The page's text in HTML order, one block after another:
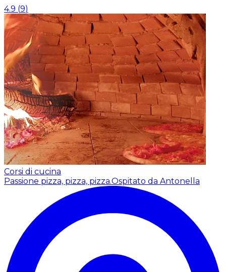
4.9 (9)
Corsi di cucina
Passione pizza, pizza, pizza.Ospitato da Antonella